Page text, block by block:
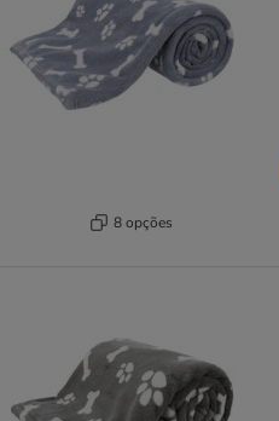
8 opções